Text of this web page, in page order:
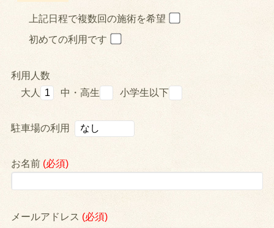
上記日程で複数回の施術を希望
初めての利用です
利用人数
大人
中・高生 小学生以下
駐車場の利用
お名前 (必須)
メールアドレス (必須)